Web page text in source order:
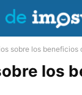
sobre los beneficios
los